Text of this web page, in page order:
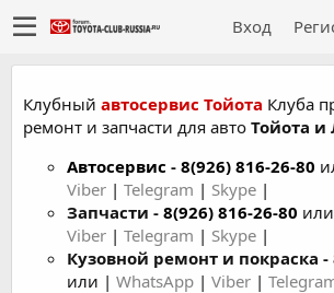
Вход
Клубный автосервис Тойота Клуба
ремонт и запчасти для авто Тойота и
Автосервис - 8(926) 816-26-80
Viber | Telegram | Skype |
Запчасти - 8(926) 816-26-80
Viber | Telegram | Skype |
Кузовной ремонт и покраска -
или | WhatsApp | Viber |